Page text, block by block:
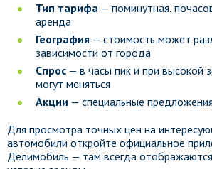
Тип тарифа — поминутная,
аренда
География — стоимость может
зависимости от города
Спрос — в часы пик и при высокой
могут меняться
Акции — специальные
Для просмотра точных цен на
автомобили откройте официальное
Делимобиль — там всегда